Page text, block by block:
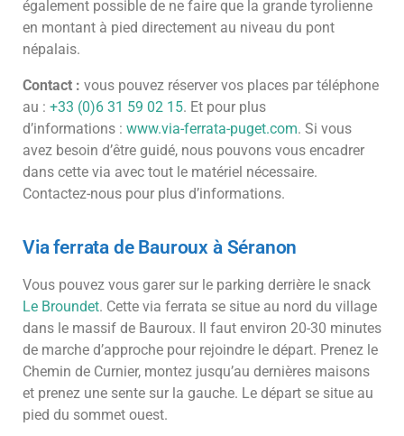
également possible de ne faire que la grande tyrolienne
en montant à pied directement au niveau du pont
népalais.
Contact : vous pouvez réserver vos places par téléphone
au : +33 (0)6 31 59 02 15. Et pour plus
d’informations : www.via-ferrata-puget.com. Si vous
avez besoin d’être guidé, nous pouvons vous encadrer
dans cette via avec tout le matériel nécessaire.
Contactez-nous pour plus d’informations.
Via ferrata de Bauroux à Séranon​
Vous pouvez vous garer sur le parking derrière le snack
Le Broundet. Cette via ferrata se situe au nord du village
dans le massif de Bauroux. Il faut environ 20-30 minutes
de marche d’approche pour rejoindre le départ. Prenez le
Chemin de Curnier, montez jusqu’au dernières maisons
et prenez une sente sur la gauche. Le départ se situe au
pied du sommet ouest.